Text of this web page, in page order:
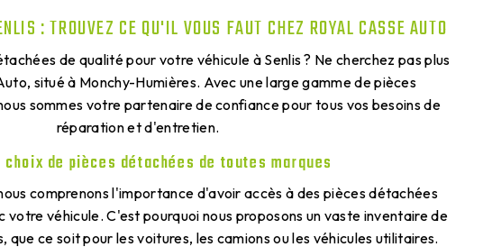
: TROUVEZ CE QU'IL VOUS FAUT CHEZ ROYAL CASSE AUTO
de qualité pour votre véhicule à Senlis ? Ne cherchez pas plus
situé à Monchy-Humières. Avec une large gamme de pièces
sommes votre partenaire de confiance pour tous vos besoins de
réparation et d'entretien.
choix de pièces détachées de toutes marques
comprenons l'importance d'avoir accès à des pièces détachées
véhicule. C'est pourquoi nous proposons un vaste inventaire de
que ce soit pour les voitures, les camions ou les véhicules utilitaires.